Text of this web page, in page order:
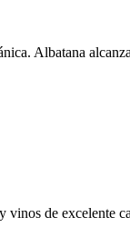
Albatana
vinos de excelente